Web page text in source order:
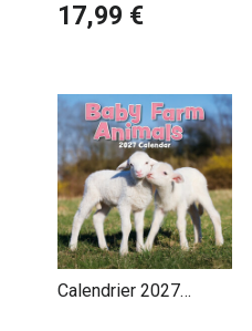
17,99 €
Calendrier 2027